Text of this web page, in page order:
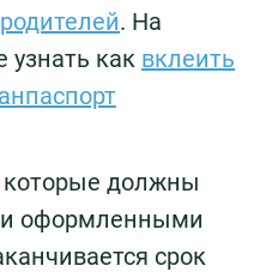
. На
как вклеить
должны
оформленными
срок